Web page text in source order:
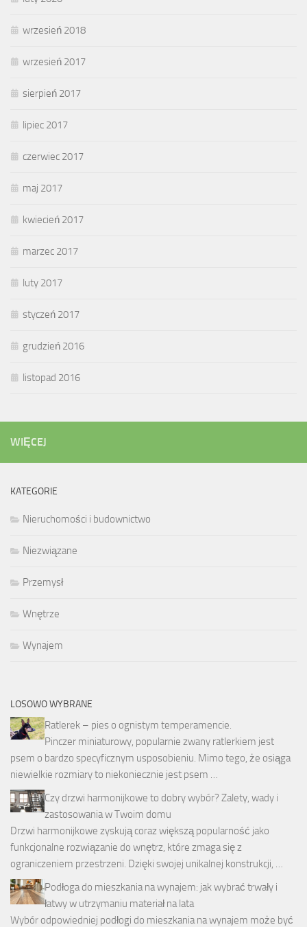
wrzesień 2018
wrzesień 2017
sierpień 2017
lipiec 2017
czerwiec 2017
maj 2017
kwiecień 2017
marzec 2017
luty 2017
styczeń 2017
grudzień 2016
listopad 2016
WIĘCEJ
KATEGORIE
Nieruchomości i budownictwo
Niezwiązane
Przemysł
Wnętrze
Wynajem
LOSOWO WYBRANE
Ratlerek – pies o ognistym temperamencie.
Pinczer miniaturowy, popularnie zwany ratlerkiem jest
psem o bardzo specyficznym usposobieniu. Mimo tego, że osiąga
niewielkie rozmiary to niekoniecznie jest psem …
Czy drzwi harmonijkowe to dobry wybór? Zalety, wady i
zastosowania w Twoim domu
Drzwi harmonijkowe zyskują coraz większą popularność jako
funkcjonalne rozwiązanie do wnętrz, które zmaga się z
ograniczeniem przestrzeni. Dzięki swojej unikalnej konstrukcji, …
Podłoga do mieszkania na wynajem: jak wybrać trwały i
łatwy w utrzymaniu materiał na lata
Wybór odpowiedniej podłogi do mieszkania na wynajem może być